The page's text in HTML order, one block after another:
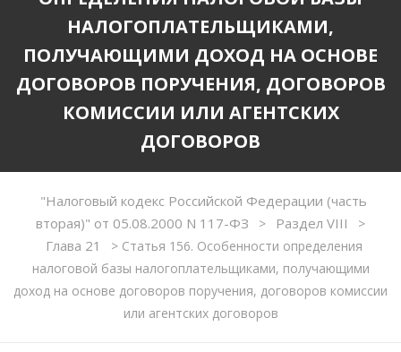
НАЛОГОПЛАТЕЛЬЩИКАМИ,
ПОЛУЧАЮЩИМИ ДОХОД НА ОСНОВЕ
ДОГОВОРОВ ПОРУЧЕНИЯ, ДОГОВОРОВ
КОМИССИИ ИЛИ АГЕНТСКИХ
ДОГОВОРОВ
"Налоговый кодекс Российской Федерации (часть
вторая)" от 05.08.2000 N 117-ФЗ
> Раздел VIII >
Глава 21 >Статья 156. Особенности определения
налоговой базы налогоплательщиками, получающими
доход на основе договоров поручения, договоров комиссии
или агентских договоров